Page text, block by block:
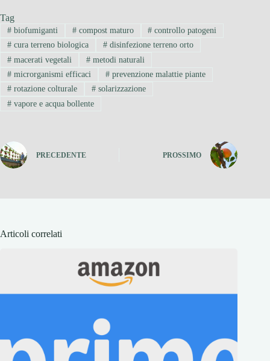
Tag
#biofumiganti #compost maturo # controllo patogeni
#cura terreno biologica #disinfezione terreno orto
#macerati vegetali #metodi naturali
#microrganismi efficaci #prevenzione malattie piante
#rotazione colturale #solarizzazione
#vapore e acqua bollente
PRECEDENTE PROSSIMO
Articoli correlati